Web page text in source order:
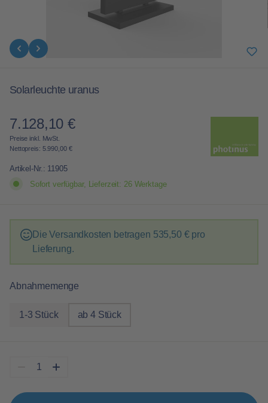
Solarleuchte uranus
Regulärer Preis:
7.128,10 €
Preise inkl. MwSt.
Nettopreis: 5.990,00 €
Artikel-Nr.: 11905
Sofort verfügbar, Lieferzeit: 26 Werktage
Die Versandkosten betragen 535,50 € pro
Lieferung.
Abnahmemenge
1-3 Stück ab 4 Stück